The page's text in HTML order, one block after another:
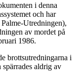
i denna
och har
Utredningen),
av mordet på
1986.
brottsutredningarna i
aldrig av